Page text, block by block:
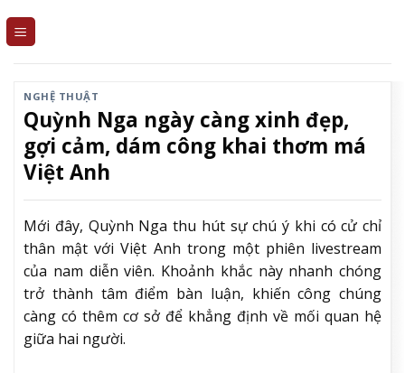
NGHỆ THUẬT
Quỳnh Nga ngày càng xinh đẹp,
gợi cảm, dám công khai thơm má
Việt Anh
Mới đây, Quỳnh Nga thu hút sự chú ý khi có cử chỉ
thân mật với Việt Anh trong một phiên livestream
của nam diễn viên. Khoảnh khắc này nhanh chóng
trở thành tâm điểm bàn luận, khiến công chúng
càng có thêm cơ sở để khẳng định về mối quan hệ
giữa hai người.